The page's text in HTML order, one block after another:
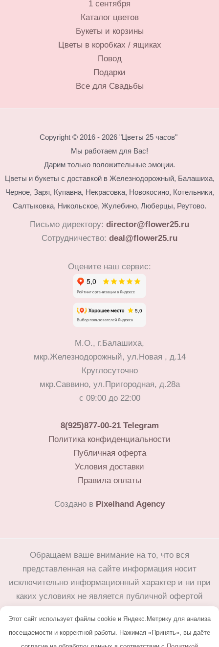
1 сентября
Каталог цветов
Букеты и корзины
Цветы в коробках / ящиках
Повод
Подарки
Все для Свадьбы
Copyright © 2016 - 2026 "Цветы 25 часов"
Мы работаем для Вас!
Дарим только положительные эмоции.
Цветы и букеты с доставкой в Железнодорожный, Балашиха,
Черное, Заря, Купавна, Некрасовка, Новокосино, Котельники,
Салтыковка, Никольское, Жулебино, Люберцы, Реутово.
Письмо директору: director@flower25.ru
Сотрудничество: deal@flower25.ru
Оцените наш сервис:
М.О., г.Балашиха,
мкр.Железнодорожный, ул.Новая , д.14
Круглосуточно
мкр.Саввино, ул.Пригородная, д.28а
с 09:00 до 22:00
8(925)877-00-21 Telegram
Политика конфиденциальности
Публичная оферта
Условия доставки
Правила оплаты
Создано в Pixelhand Agency
Обращаем ваше внимание на то, что вся
представленная на сайте информация носит
исключительно информационный характер и ни при
каких условиях не является публичной офертой
Гражданского кодекса Российской Федерации.
Любое копирование с сайта flower25.ru без письменного
Этот сайт использует файлы cookie и Яндекс.Метрику для анализа
посещаемости и корректной работы. Нажимая «Принять», вы даёте